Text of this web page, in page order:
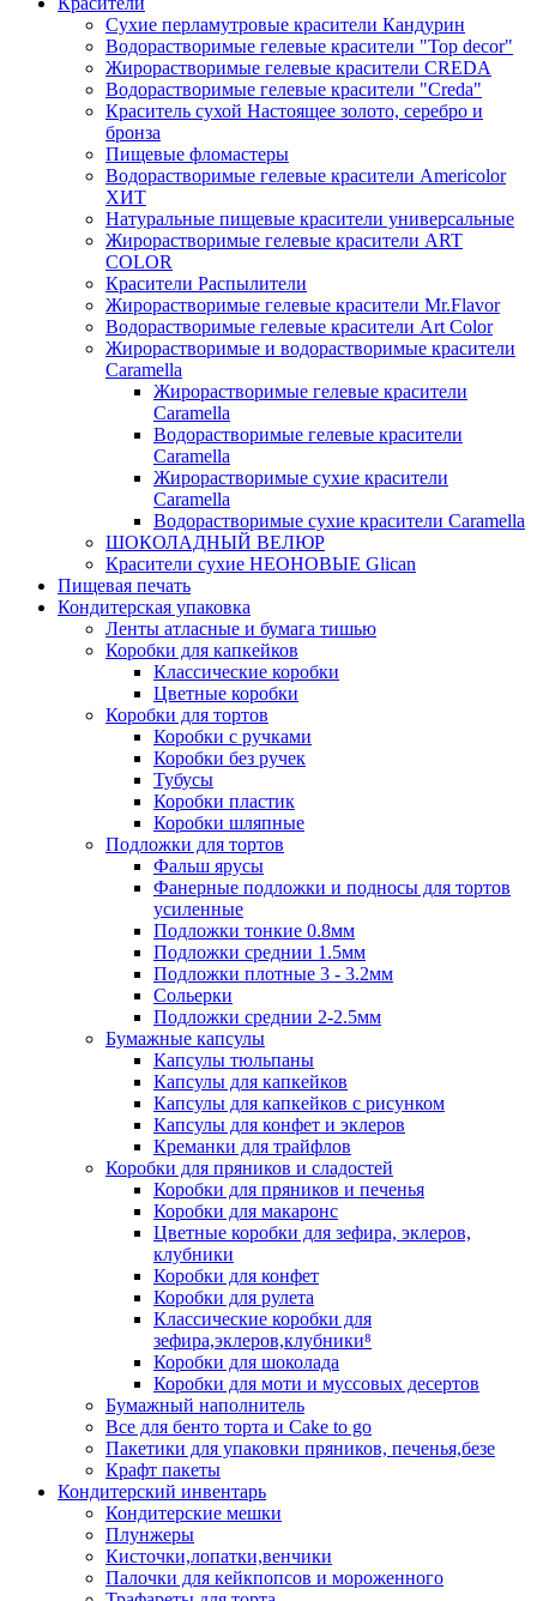
Сухие перламутровые красители Кандурин
Водорастворимые гелевые красители "Top decor"
Жирорастворимые гелевые красители CREDA
Водорастворимые гелевые красители "Creda"
Краситель сухой Настоящее золото, серебро и
бронза
Пищевые фломастеры
Водорастворимые гелевые красители Americolor
ХИТ
Натуральные пищевые красители универсальные
Жирорастворимые гелевые красители ART
COLOR
Красители Распылители
Жирорастворимые гелевые красители Mr.Flavor
Водорастворимые гелевые красители Art Color
Жирорастворимые и водорастворимые красители
Caramella
Жирорастворимые гелевые красители
Caramella
Водорастворимые гелевые красители
Caramella
Жирорастворимые сухие красители
Caramella
Водорастворимые сухие красители Caramella
ШОКОЛАДНЫЙ ВЕЛЮР
Красители сухие НЕОНОВЫЕ Glican
Пищевая печать
Кондитерская упаковка
Ленты атласные и бумага тишью
Коробки для капкейков
Классические коробки
Цветные коробки
Коробки для тортов
Коробки с ручками
Коробки без ручек
Тубусы
Коробки пластик
Коробки шляпные
Подложки для тортов
Фальш ярусы
Фанерные подложки и подносы для тортов
усиленные
Подложки тонкие 0.8мм
Подложки среднии 1.5мм
Подложки плотные 3 - 3.2мм
Сольерки
Подложки среднии 2-2.5мм
Бумажные капсулы
Капсулы тюльпаны
Капсулы для капкейков
Капсулы для капкейков с рисунком
Капсулы для конфет и эклеров
Креманки для трайфлов
Коробки для пряников и сладостей
Коробки для пряников и печенья
Коробки для макаронс
Цветные коробки для зефира, эклеров,
клубники
Коробки для конфет
Коробки для рулета
Классические коробки для
зефира,эклеров,клубники⁸
Коробки для шоколада
Коробки для моти и муссовых десертов
Бумажный наполнитель
Все для бенто торта и Cake to go
Пакетики для упаковки пряников, печенья,безе
Крафт пакеты
Кондитерский инвентарь
Кондитерские мешки
Плунжеры
Кисточки,лопатки,венчики
Палочки для кейкпопсов и мороженного